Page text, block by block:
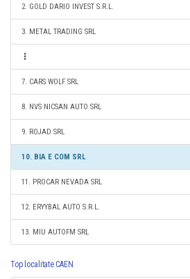
2. GOLD DARIO INVEST S.R.L.
3. METAL TRADING SRL
7. CARS WOLF SRL
8. NVS NICSAN AUTO SRL
9. ROJAD SRL
10. BIA E COM SRL
11. PROCAR NEVADA SRL
12. ERYYBAL AUTO S.R.L.
13. MIU AUTOFM SRL
Top localitate CAEN